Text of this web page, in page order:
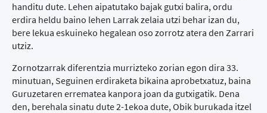
handitu dute. Lehen aipatutako bajak gutxi balira, ordu
erdira heldu baino lehen Larrak zelaia utzi behar izan du,
bere lekua eskuineko hegalean oso zorrotz atera den Zarrari
utziz.
Zornotzarrak diferentzia murrizteko zorian egon dira 33.
minutuan, Seguinen erdiraketa bikaina aprobetxatuz, baina
Guruzetaren errematea kanpora joan da gutxigatik. Dena
den, berehala sinatu dute 2-1ekoa dute, Obik burukada itzel